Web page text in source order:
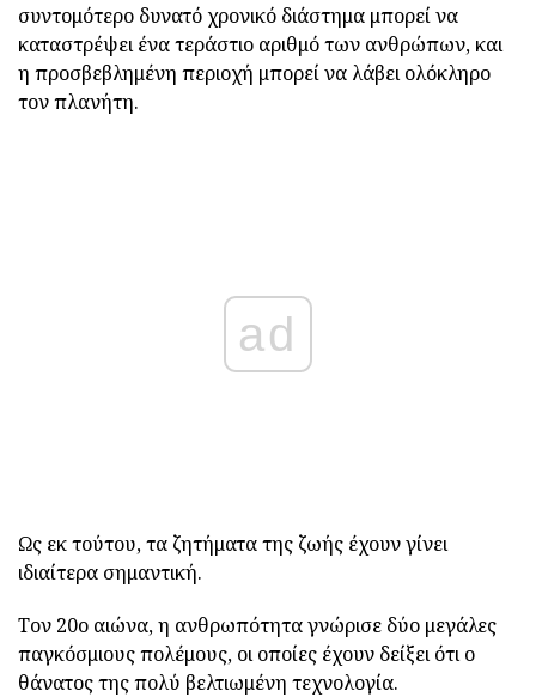
συντομότερο δυνατό χρονικό διάστημα μπορεί να
καταστρέψει ένα τεράστιο αριθμό των ανθρώπων, και
η προσβεβλημένη περιοχή μπορεί να λάβει ολόκληρο
τον πλανήτη.
ad
Ως εκ τούτου, τα ζητήματα της ζωής έχουν γίνει
ιδιαίτερα σημαντική.
Τον 20ο αιώνα, η ανθρωπότητα γνώρισε δύο μεγάλες
παγκόσμιους πολέμους, οι οποίες έχουν δείξει ότι ο
θάνατος της πολύ βελτιωμένη τεχνολογία.